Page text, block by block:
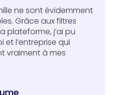
ne sont évidemment
Grâce aux filtres
plateforme, j’ai pu
et l’entreprise qui
vraiment à mes